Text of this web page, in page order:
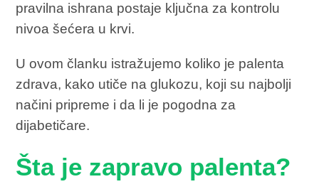
pravilna ishrana postaje ključna za kontrolu
nivoa šećera u krvi.
U ovom članku istražujemo koliko je palenta
zdrava, kako utiče na glukozu, koji su najbolji
načini pripreme i da li je pogodna za
dijabetičare.
Šta je zapravo palenta?